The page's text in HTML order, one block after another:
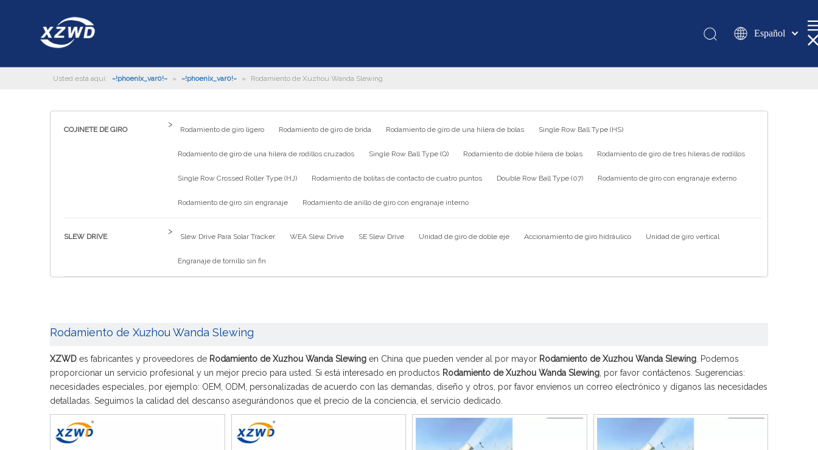
Español
românesc
Usted está aquí: ~!phoenix_var0!~ » ~!phoenix_var0!~ » Rodamiento de Xuzhou Wanda Slewing
COJINETE DE GIRO
>
Rodamiento de giro ligero Rodamiento de giro de brida Rodamiento de giro de una hilera de bolas Single Row Ball Type (HS)
Rodamiento de giro de una hilera de rodillos cruzados Single Row Ball Type (Q) Rodamiento de doble hilera de bolas Rodamiento de giro de tres hileras de rodillos
Single Row Crossed Roller Type (HJ) Rodamiento de bolitas de contacto de cuatro puntos Double Row Ball Type (07) Rodamiento de giro con engranaje externo
Rodamiento de giro sin engranaje Rodamiento de anillo de giro con engranaje interno
SLEW DRIVE
>
Slew Drive Para Solar Tracker WEA Slew Drive SE Slew Drive Unidad de giro de doble eje Accionamiento de giro hidráulico Unidad de giro vertical
Engranaje de tornillo sin fin
Rodamiento de Xuzhou Wanda Slewing
XZWD es fabricantes y proveedores de Rodamiento de Xuzhou Wanda Slewing en China que pueden vender al por mayor Rodamiento de Xuzhou Wanda Slewing . Podemos
proporcionar un servicio profesional y un mejor precio para usted. Si está interesado en productos Rodamiento de Xuzhou Wanda Slewing , por favor contáctenos. Sugerencias:
necesidades especiales, por ejemplo: OEM, ODM, personalizadas de acuerdo con las demandas, diseño y otros, por favor envíenos un correo electrónico y díganos las necesidades
detalladas. Seguimos la calidad del descanso asegurándonos que el precio de la conciencia, el servicio dedicado.